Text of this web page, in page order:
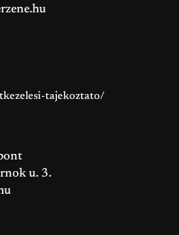
tajekoztato/
u. 3.